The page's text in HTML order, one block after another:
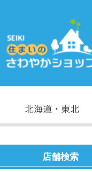
店舗検索